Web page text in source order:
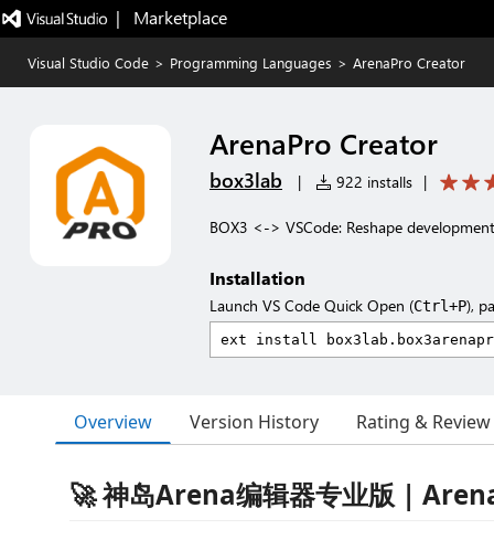
|   Marketplace
Visual Studio Code > Programming Languages > ArenaPro Creator
ArenaPro Creator
box3lab | 922 installs |
BOX3 <-> VSCode: Reshape
Installation
Launch VS Code Quick Open (Ctrl+P),
Overview Version History Rating & Review
🚀 神岛Arena编辑器专业版 |